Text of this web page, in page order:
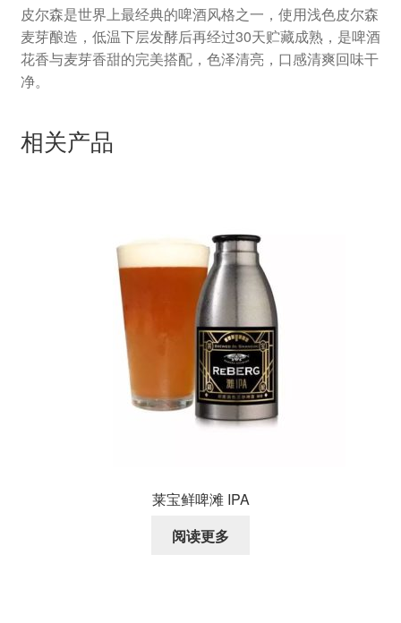
皮尔森是世界上最经典的啤酒风格之一，使用浅色皮尔森
麦芽酿造，低温下层发酵后再经过30天贮藏成熟，是啤酒
花香与麦芽香甜的完美搭配，色泽清亮，口感清爽回味干
净。
相关产品
莱宝鲜啤滩 IPA
阅读更多